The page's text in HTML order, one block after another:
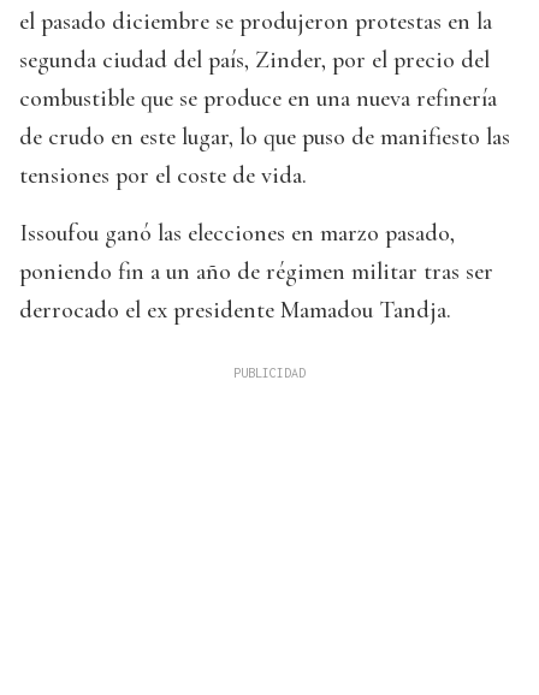
el pasado diciembre se produjeron protestas en la
segunda ciudad del país, Zinder, por el precio del
combustible que se produce en una nueva refinería
de crudo en este lugar, lo que puso de manifiesto las
tensiones por el coste de vida.
Issoufou ganó las elecciones en marzo pasado,
poniendo fin a un año de régimen militar tras ser
derrocado el ex presidente Mamadou Tandja.